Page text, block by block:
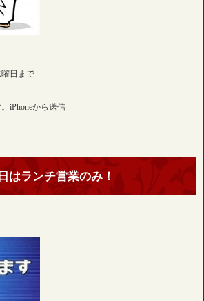
日まで
iPhoneから送信
はランチ営業のみ！